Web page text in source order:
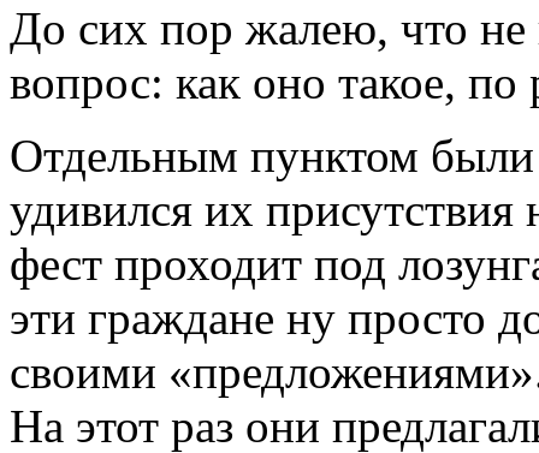
До сих пор жалею, что
вопрос: как оно такое, по
Отдельным пунктом
удивился их присутствия
фест проходит под
эти граждане ну просто
своими
На этот раз они